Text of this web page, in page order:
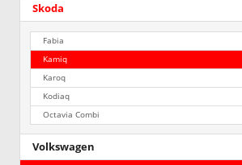
Skoda
Fabia
Kamiq
Karoq
Kodiaq
Octavia Combi
Volkswagen